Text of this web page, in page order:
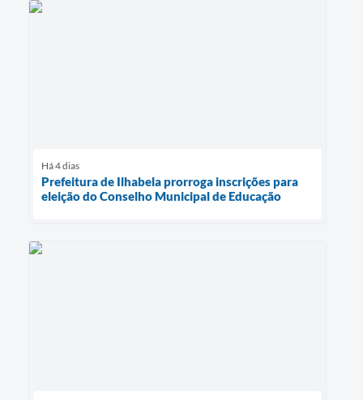
Há 4 dias
Prefeitura de Ilhabela prorroga inscrições para
eleição do Conselho Municipal de Educação